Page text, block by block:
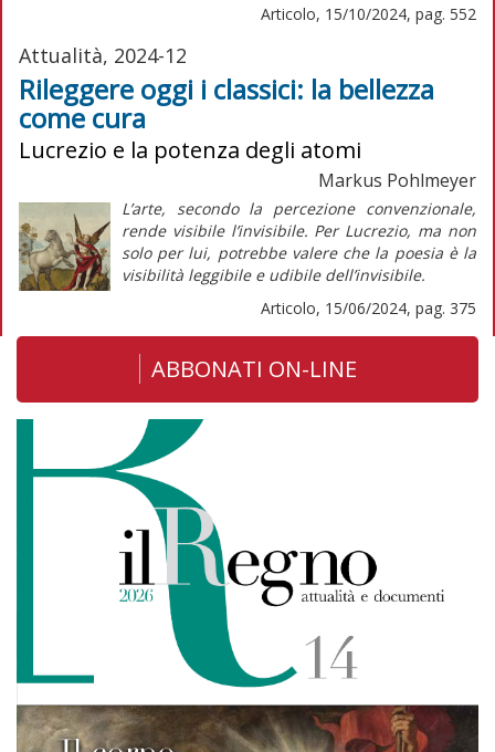
Articolo, 15/10/2024, pag. 552
Attualità, 2024-12
Rileggere oggi i classici: la bellezza
come cura
Lucrezio e la potenza degli atomi
Markus Pohlmeyer
L’arte, secondo la percezione convenzionale,
rende visibile l’invisibile. Per Lucrezio, ma non
solo per lui, potrebbe valere che la poesia è la
visibilità leggibile e udibile dell’invisibile.
Articolo, 15/06/2024, pag. 375
ABBONATI ON-LINE